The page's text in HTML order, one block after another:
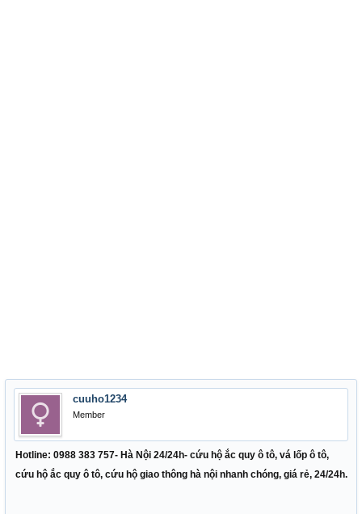
cuuho1234
Member
Hotline: 0988 383 757- Hà Nội 24/24h- cứu hộ ắc quy ô tô, vá lốp ô tô,
cứu hộ ắc quy ô tô, cứu hộ giao thông hà nội nhanh chóng, giá rẻ, 24/24h.